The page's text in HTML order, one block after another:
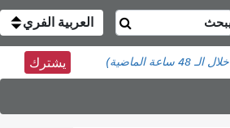
العربية الفري
خلال الـ 48 ساعة الماضية) يشترك